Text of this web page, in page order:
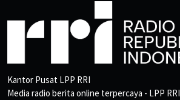
Kantor Pusat LPP RRI
Media radio berita online terpercaya - LPP RRI